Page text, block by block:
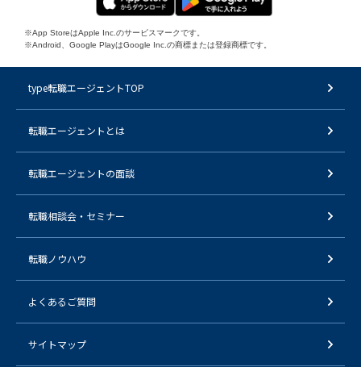
※App StoreはApple Inc.のサービスマークです。
※Android、Google PlayはGoogle Inc.の商標または登録商標です。
type転職エージェントTOP
転職エージェントとは
転職エージェントの面談
転職相談会・セミナー
転職ノウハウ
よくあるご質問
サイトマップ